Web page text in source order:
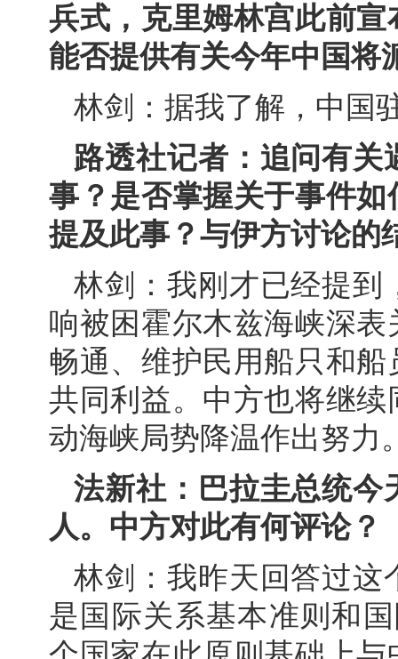
兵式，克里姆林宫此前
能否提供有关今年中国将
林剑：据我了解，中国
路透社记者：追问有
事？是否掌握关于事件
提及此事？与伊方讨论的
林剑：我刚才已经提到
响被困霍尔木兹海峡深
畅通、维护民用船只和
共同利益。中方也将继
动海峡局势降温作出努力
法新社：巴拉圭总统今
人。中方对此有何评论？
林剑：我昨天回答过这
是国际关系基本准则和